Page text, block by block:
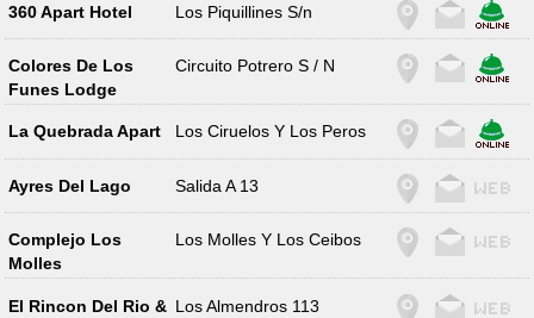
360 Apart Hotel Los Piquillines S/n
Colores De Los
Funes Lodge
Circuito Potrero S / N
La Quebrada Apart Los Ciruelos Y Los Peros
Ayres Del Lago Salida A 13
Complejo Los
Molles
Los Molles Y Los Ceibos
El Rincon Del Rio & Los Almendros 113